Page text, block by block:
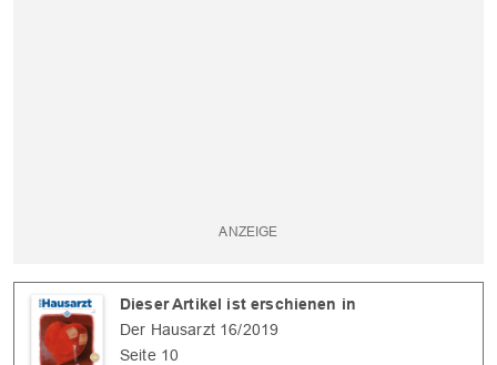
OK
Dieser Artikel ist erschienen in
Der Hausarzt 16/2019
Seite 10